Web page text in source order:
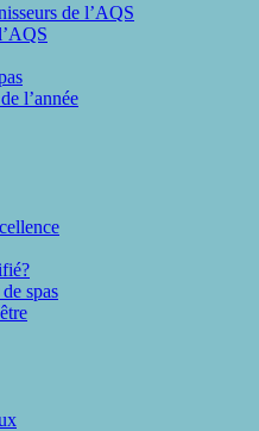
de l’AQS
l’année
spas